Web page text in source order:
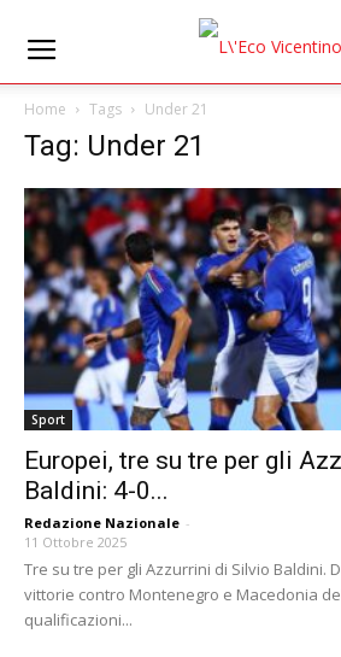
Home Tags Under 21
Tag: Under 21
Sport
Europei, tre su tre per gli
Baldini: 4-0...
Redazione Nazionale -
11 Ottobre 2025
Tre su tre per gli Azzurrini di Silvio Baldini.
vittorie contro Montenegro e Macedonia
qualificazioni...